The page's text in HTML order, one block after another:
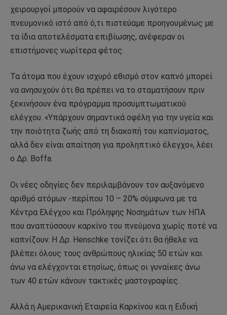
χειρουργοί μπορούν να αφαιρέσουν λιγότερο
πνευμονικό ιστό από ό,τι πιστεύαμε προηγουμένως με
τα ίδια αποτελέσματα επιβίωσης, ανέφεραν οι
επιστήμονες νωρίτερα φέτος.
Τα άτομα που έχουν ισχυρό εθισμό στον καπνό μπορεί
να ανησυχούν ότι θα πρέπει να το σταματήσουν πριν
ξεκινήσουν ένα πρόγραμμα προσυμπτωματικού
ελέγχου. «Υπάρχουν σημαντικά οφέλη για την υγεία και
την ποιότητα ζωής από τη διακοπή του καπνίσματος,
αλλά δεν είναι απαίτηση για προληπτικό έλεγχο», λέει
ο Δρ. Boffa.
Οι νέες οδηγίες δεν περιλαμβάνουν τον αυξανόμενο
αριθμό ατόμων -περίπου 10 – 20% σύμφωνα με τα
Κέντρα Ελέγχου και Πρόληψης Νοσημάτων των ΗΠΑ
που αναπτύσσουν καρκίνο του πνεύμονα χωρίς ποτέ να
καπνίζουν. Η Δρ. Henschke τονίζει ότι θα ήθελε να
βλέπει όλους τους ανθρώπους ηλικίας 50 ετών και
άνω να ελέγχονται ετησίως, όπως οι γυναίκες άνω
των 40 ετών κάνουν τακτικές μαστογραφίες.
Αλλά η Αμερικανική Εταιρεία Καρκίνου και η Ειδική